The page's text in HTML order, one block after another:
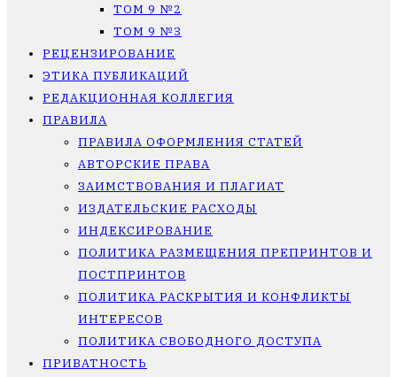
ТОМ 9 №2
ТОМ 9 №3
РЕЦЕНЗИРОВАНИЕ
ЭТИКА ПУБЛИКАЦИЙ
РЕДАКЦИОННАЯ КОЛЛЕГИЯ
ПРАВИЛА
ПРАВИЛА ОФОРМЛЕНИЯ СТАТЕЙ
АВТОРСКИЕ ПРАВА
ЗАИМСТВОВАНИЯ И ПЛАГИАТ
ИЗДАТЕЛЬСКИЕ РАСХОДЫ
ИНДЕКСИРОВАНИЕ
ПОЛИТИКА РАЗМЕЩЕНИЯ ПРЕПРИНТОВ И
ПОСТПРИНТОВ
ПОЛИТИКА РАСКРЫТИЯ И КОНФЛИКТЫ
ИНТЕРЕСОВ
ПОЛИТИКА СВОБОДНОГО ДОСТУПА
ПРИВАТНОСТЬ